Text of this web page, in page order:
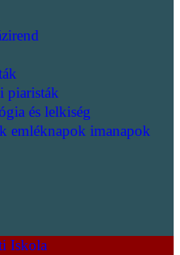
piaristák
és lelkiség
emléknapok imanapok
Iskola